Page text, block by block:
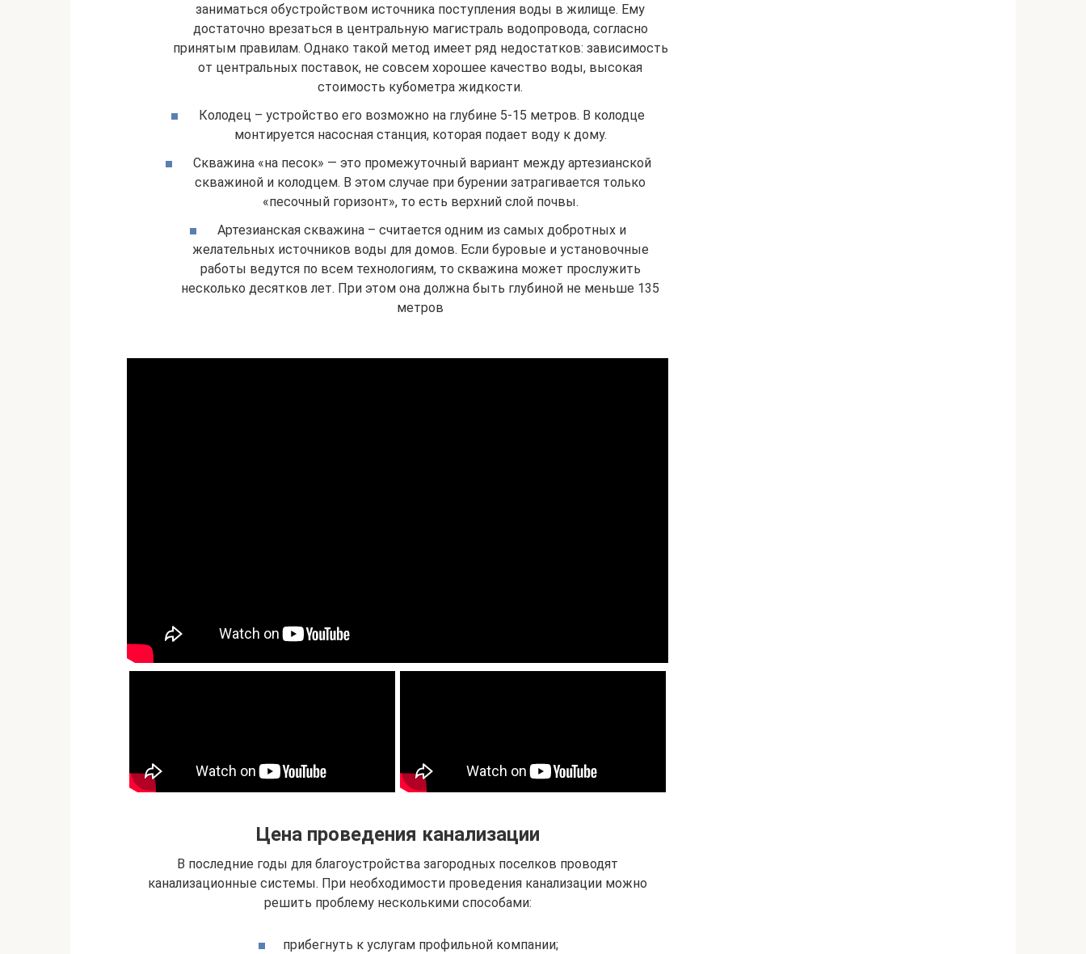
заниматься обустройством источника поступления воды в жилище. Ему
достаточно врезаться в центральную магистраль водопровода, согласно
принятым правилам. Однако такой метод имеет ряд недостатков: зависимость
от центральных поставок, не совсем хорошее качество воды, высокая
стоимость кубометра жидкости.
Колодец – устройство его возможно на глубине 5-15 метров. В колодце
монтируется насосная станция, которая подает воду к дому.
Скважина «на песок» — это промежуточный вариант между артезианской
скважиной и колодцем. В этом случае при бурении затрагивается только
«песочный горизонт», то есть верхний слой почвы.
Артезианская скважина – считается одним из самых добротных и
желательных источников воды для домов. Если буровые и установочные
работы ведутся по всем технологиям, то скважина может прослужить
несколько десятков лет. При этом она должна быть глубиной не меньше 135
метров
Цена проведения канализации
В последние годы для благоустройства загородных поселков проводят
канализационные системы. При необходимости проведения канализации можно
решить проблему несколькими способами:
прибегнуть к услугам профильной компании;